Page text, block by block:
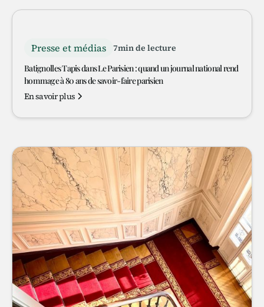
Presse et médias 7min de lecture
Batignolles Tapis dans Le Parisien : quand un journal national rend
hommage à 80 ans de savoir-faire parisien
En savoir plus